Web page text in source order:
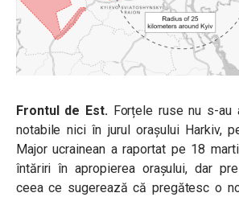
Frontul de Est.Forțele ruse nu s-au
notabile nici în jurul orașului Harkiv,
Major ucrainean a raportat pe 18
întăriri în apropierea orașului, dar
ceea ce sugerează că pregătesc o